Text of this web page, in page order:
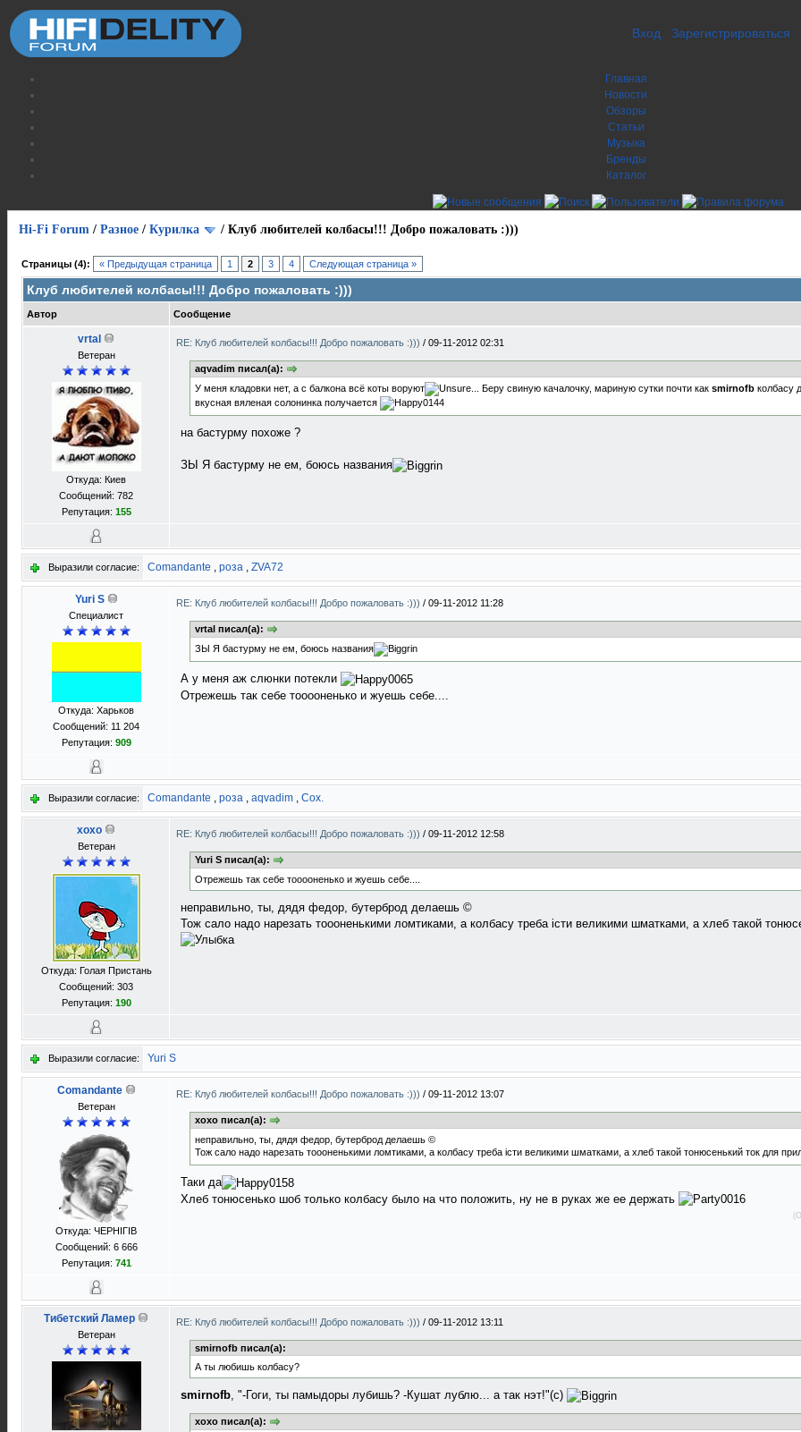
Вход Зарегистрироваться
Главная
Новости
Обзоры
Статьи
Музыка
Бренды
Каталог
Hi-Fi Forum / Разное / Курилка / Клуб любителей колбасы!!! Добро пожаловать :)))
Страницы (4): « Предыдущая страница 1 2 3 4 Следующая страница »
Клуб любителей колбасы!!! Добро пожаловать :)))
Автор Сообщение
vrtal
Ветеран
Откуда: Киев
Сообщений: 782
Репутация: 155
RE: Клуб любителей колбасы!!! Добро пожаловать :))) / 09-11-2012 02:31
aqvadim писал(а):
У меня кладовки нет, а с балкона всё коты воруют
... Беру свиную качалочку, мариную сутки почти как smirnofb колбасу
вкусная вяленая солонинка получается
на бастурму похоже ?
ЗЫ Я бастурму не ем, боюсь названия
Выразили согласие: Comandante , роза , ZVA72
Yuri S
Специалист
Откуда: Харьков
Сообщений: 11 204
Репутация: 909
RE: Клуб любителей колбасы!!! Добро пожаловать :))) / 09-11-2012 11:28
vrtal писал(а):
ЗЫ Я бастурму не ем, боюсь названия
А у меня аж слюнки потекли
Отрежешь так себе тооооненько и жуешь себе....
Выразили согласие: Comandante , роза , aqvadim , Cox.
xoxo
Ветеран
Откуда: Голая Пристань
Сообщений: 303
Репутация: 190
RE: Клуб любителей колбасы!!! Добро пожаловать :))) / 09-11-2012 12:58
Yuri S писал(а):
Отрежешь так себе тооооненько и жуешь себе....
неправильно, ты, дядя федор, бутерброд делаешь ©
Тож сало надо нарезать тоооненькими ломтиками, а колбасу треба істи великими шматками, а хлеб такой
Выразили согласие: Yuri S
Comandante
Ветеран
Откуда: ЧЕРНIГIВ
Сообщений: 6 666
Репутация: 741
RE: Клуб любителей колбасы!!! Добро пожаловать :))) / 09-11-2012 13:07
xoxo писал(а):
неправильно, ты, дядя федор, бутерброд делаешь ©
Тож сало надо нарезать тоооненькими ломтиками, а колбасу треба істи великими шматками, а хлеб такой тонюсенький ток для
Таки да
Хлеб тонюсенько шоб только колбасу было на что положить, ну не в руках же ее держать
Тибетский Ламер
Ветеран
RE: Клуб любителей колбасы!!! Добро пожаловать :))) / 09-11-2012 13:11
smirnofb писал(а):
А ты любишь колбасу?
smirnofb, "-Гоги, ты памыдоры лубишь? -Кушат лублю... а так нэт!"(с)
xoxo писал(а):